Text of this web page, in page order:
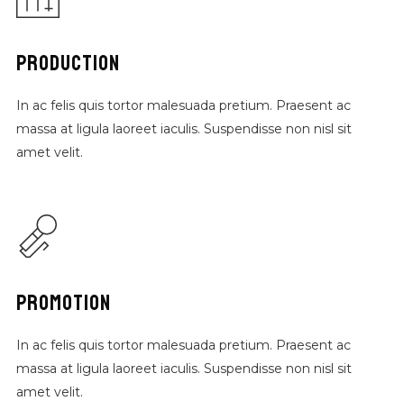
PRODUCTION
In ac felis quis tortor malesuada pretium. Praesent ac
massa at ligula laoreet iaculis. Suspendisse non nisl sit
amet velit.
PROMOTION
In ac felis quis tortor malesuada pretium. Praesent ac
massa at ligula laoreet iaculis. Suspendisse non nisl sit
amet velit.